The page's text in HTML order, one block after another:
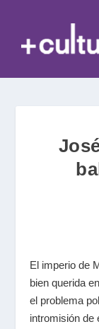
El imperio de
bien querida
el problema
intromisión de